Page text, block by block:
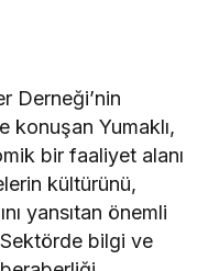
Derneği’nin
konuşan Yumaklı,
bir faaliyet alanı
kültürünü,
yansıtan önemli
bilgi ve